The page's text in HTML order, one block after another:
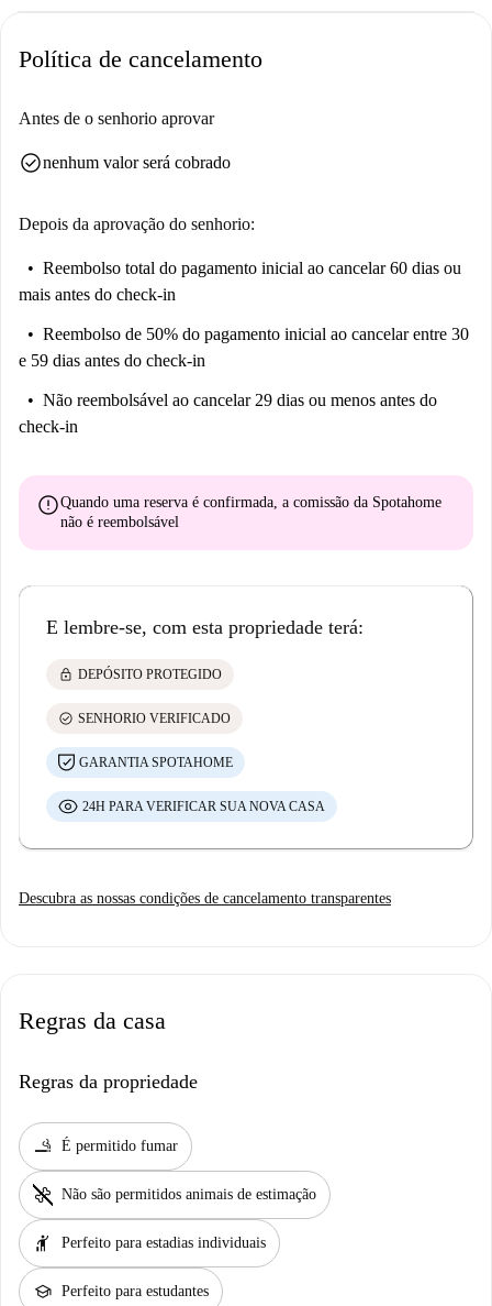
Política de cancelamento
Antes de o senhorio aprovar
check_circlenenhum valor será cobrado
Depois da aprovação do senhorio:
Reembolso total do pagamento inicial ao cancelar 60 dias ou
mais antes do check-in
Reembolso de 50% do pagamento inicial ao cancelar entre 30
e 59 dias antes do check-in
Não reembolsável ao cancelar 29 dias ou menos antes do
check-in
errorQuando uma reserva é confirmada, a comissão da Spotahome
não é reembolsável
E lembre-se, com esta propriedade terá:
lock DEPÓSITO PROTEGIDO
check_circle SENHORIO VERIFICADO
GARANTIA SPOTAHOME
24H PARA VERIFICAR SUA NOVA CASA
Descubra as nossas condições de cancelamento transparentes
Regras da casa
Regras da propriedade
smoking_rooms É permitido fumar
pet_supplies Não são permitidos animais de estimação
hail Perfeito para estadias individuais
school Perfeito para estudantes